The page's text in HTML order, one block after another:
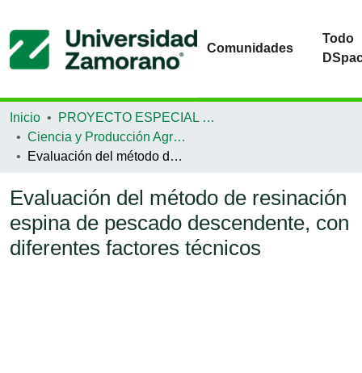
Comunidades
Todo
Inicio
PROYECTO ESPECIAL DE GRADUACIÓN
Ciencia y Producción Agropecuaria
Evaluación del método de resinación espina de pescado descendente, con diferentes factores técnicos
Evaluación del método de resinación
espina de pescado descendente, con
diferentes factores técnicos